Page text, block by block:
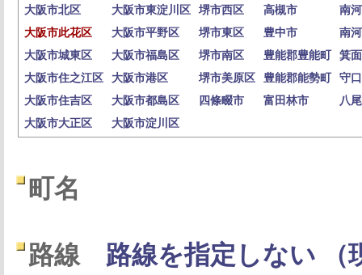
大阪市北区
大阪市東淀川区 堺市西区 高槻市
南
大阪市此花区
大阪市平野区 堺市東区 豊中市
南
大阪市城東区
大阪市福島区 堺市南区 豊能郡豊能町
箕
大阪市住之江区
大阪市港区 堺市美原区 豊能郡能勢町
守
大阪市住吉区
大阪市都島区 四條畷市 富田林市
八
大阪市大正区
大阪市淀川区
町名
路線 路線を指定しない （